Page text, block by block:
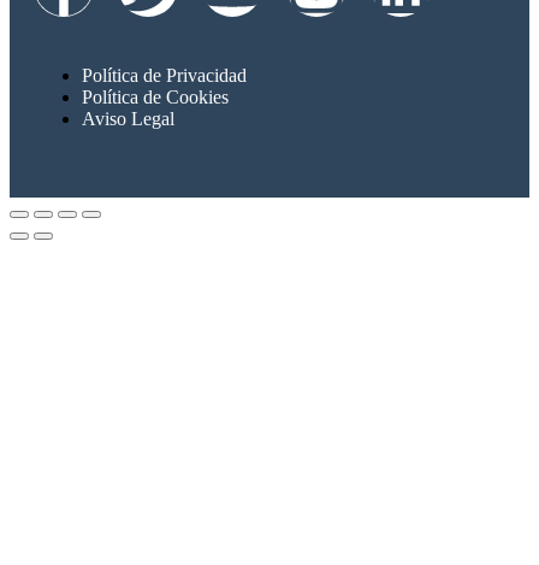
Política de Privacidad
Política de Cookies
Aviso Legal